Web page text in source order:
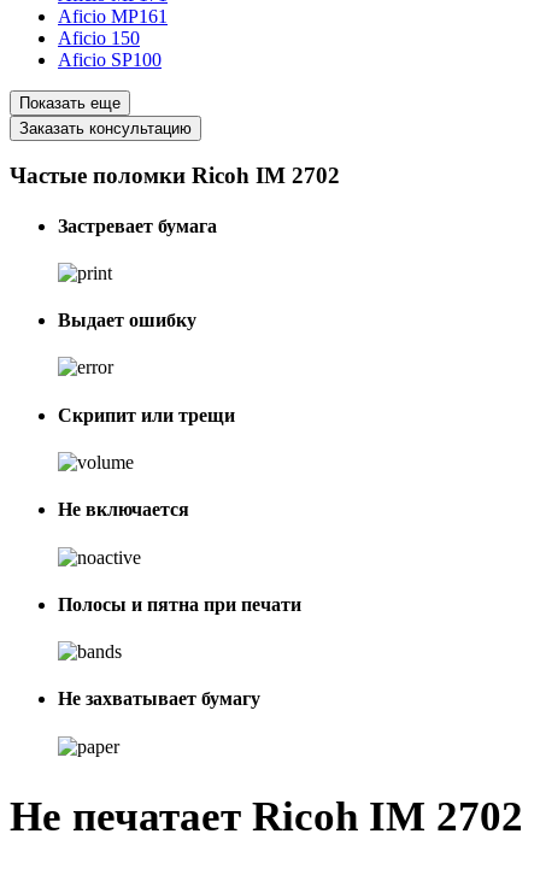
Aficio MP161
Aficio 150
Aficio SP100
Показать еще
Заказать консультацию
Частые поломки Ricoh IM 2702
Застревает бумага
Выдает ошибку
Скрипит или трещи
Не включается
Полосы и пятна при печати
Не захватывает бумагу
Не печатает Ricoh IM 2702